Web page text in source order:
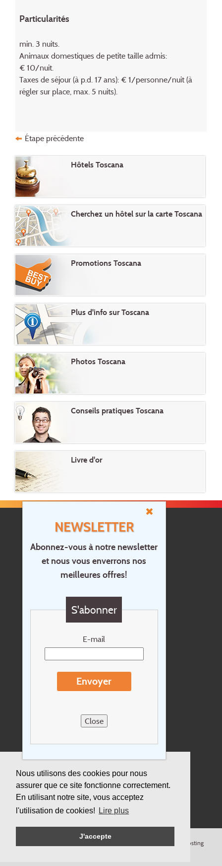
Nous utilisons des cookies pour nous
assurer que ce site fonctionne correctement.
En utilisant notre site, vous acceptez
l'utilisation de cookies!
Lire plus
J'accepte
NEWSLETTER
Abonnez-vous à notre newsletter
et nous vous enverrons nos
meilleures offres!
S'abonner
E-mail
Envoyer
Close
Particularités
min. 3 nuits.
Animaux domestiques de petite taille admis:
€ 10/nuit.
Taxes de séjour (à p.d. 17 ans): € 1/personne/nuit (à
régler sur place, max. 5 nuits).
Étape précédente
Hôtels Toscana
Cherchez un hôtel sur la carte Toscana
Promotions Toscana
Plus d'info sur Toscana
Photos Toscana
Conseils pratiques Toscana
Livre d'or
Accueil
Contact
Questions?
Newsletter
Conditions de voyage
Sitemap
Assurance
Cloud hosting